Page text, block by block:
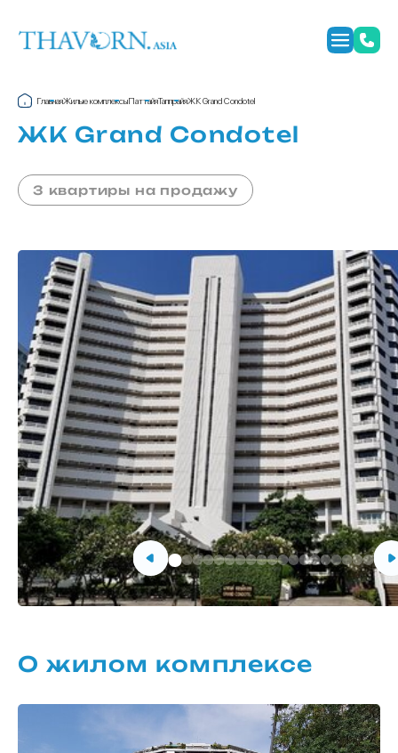
ГлавнаяЖилые комплексыПаттайяТаппрайяЖК Grand Condotel
ЖК Grand Condotel
3 квартиры на продажу
О жилом комплексе